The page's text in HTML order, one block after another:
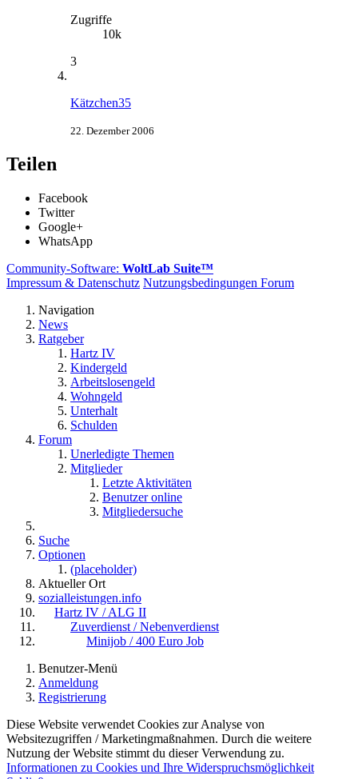
Zugriffe
10k
3
Kätzchen35
22. Dezember 2006
Teilen
Facebook
Twitter
Google+
WhatsApp
Community-Software: WoltLab Suite™
Impressum & Datenschutz Nutzungsbedingungen Forum
Navigation
News
Ratgeber
Hartz IV
Kindergeld
Arbeitslosengeld
Wohngeld
Unterhalt
Schulden
Forum
Unerledigte Themen
Mitglieder
Letzte Aktivitäten
Benutzer online
Mitgliedersuche
Suche
Optionen
(placeholder)
Aktueller Ort
sozialleistungen.info
Hartz IV / ALG II
Zuverdienst / Nebenverdienst
Minijob / 400 Euro Job
Benutzer-Menü
Anmeldung
Registrierung
Diese Website verwendet Cookies zur Analyse von
Websitezugriffen / Marketingmaßnahmen. Durch die weitere
Nutzung der Website stimmt du dieser Verwendung zu.
Informationen zu Cookies und Ihre Widerspruchsmöglichkeit